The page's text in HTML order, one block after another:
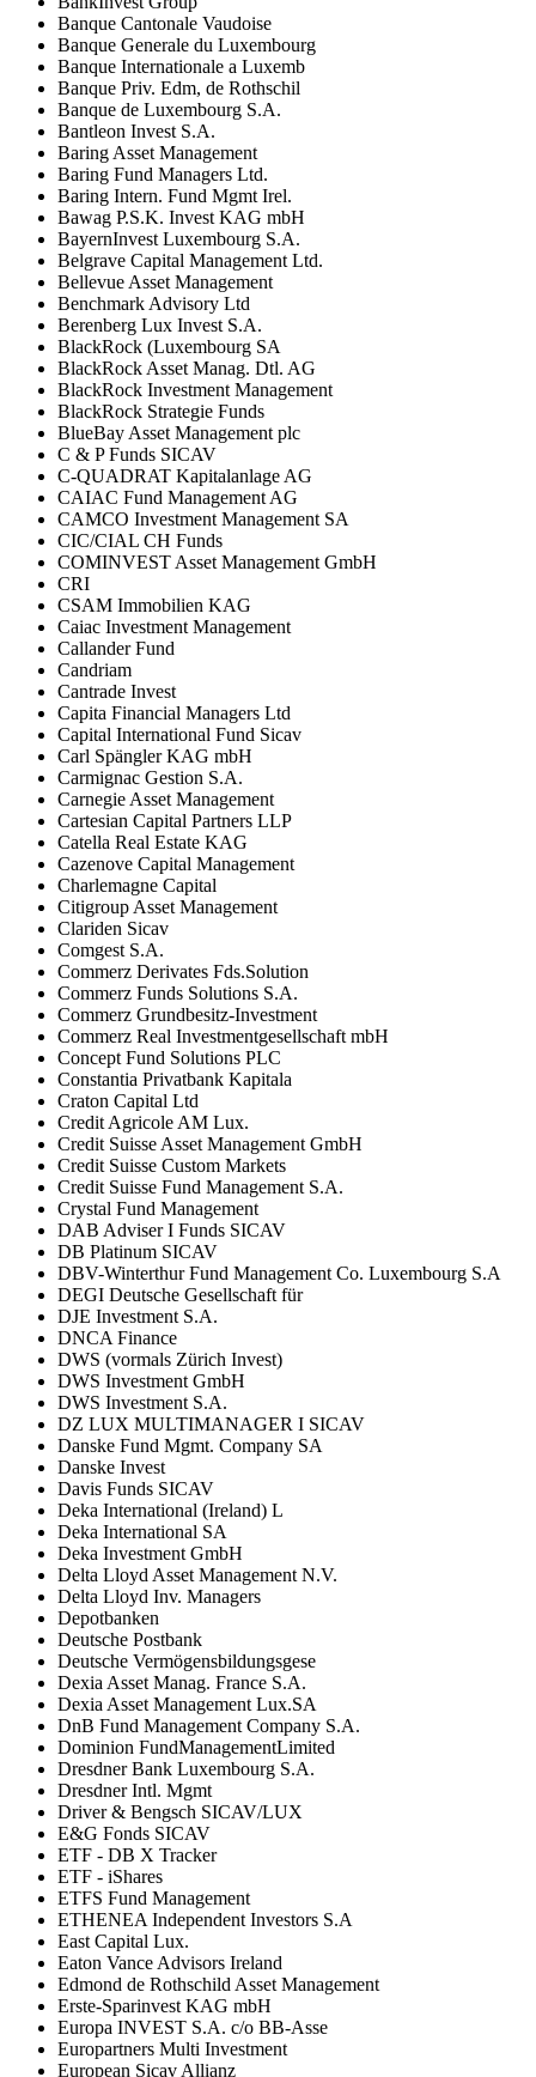
Banque Cantonale Vaudoise
Banque Generale du Luxembourg
Banque Internationale a Luxemb
Banque Priv. Edm, de Rothschil
Banque de Luxembourg S.A.
Bantleon Invest S.A.
Baring Asset Management
Baring Fund Managers Ltd.
Baring Intern. Fund Mgmt Irel.
Bawag P.S.K. Invest KAG mbH
BayernInvest Luxembourg S.A.
Belgrave Capital Management Ltd.
Bellevue Asset Management
Benchmark Advisory Ltd
Berenberg Lux Invest S.A.
BlackRock (Luxembourg SA
BlackRock Asset Manag. Dtl. AG
BlackRock Investment Management
BlackRock Strategie Funds
BlueBay Asset Management plc
C & P Funds SICAV
C-QUADRAT Kapitalanlage AG
CAIAC Fund Management AG
CAMCO Investment Management SA
CIC/CIAL CH Funds
COMINVEST Asset Management GmbH
CRI
CSAM Immobilien KAG
Caiac Investment Management
Callander Fund
Candriam
Cantrade Invest
Capita Financial Managers Ltd
Capital International Fund Sicav
Carl Spängler KAG mbH
Carmignac Gestion S.A.
Carnegie Asset Management
Cartesian Capital Partners LLP
Catella Real Estate KAG
Cazenove Capital Management
Charlemagne Capital
Citigroup Asset Management
Clariden Sicav
Comgest S.A.
Commerz Derivates Fds.Solution
Commerz Funds Solutions S.A.
Commerz Grundbesitz-Investment
Commerz Real Investmentgesellschaft mbH
Concept Fund Solutions PLC
Constantia Privatbank Kapitala
Craton Capital Ltd
Credit Agricole AM Lux.
Credit Suisse Asset Management GmbH
Credit Suisse Custom Markets
Credit Suisse Fund Management S.A.
Crystal Fund Management
DAB Adviser I Funds SICAV
DB Platinum SICAV
DBV-Winterthur Fund Management Co. Luxembourg S.A
DEGI Deutsche Gesellschaft für
DJE Investment S.A.
DNCA Finance
DWS (vormals Zürich Invest)
DWS Investment GmbH
DWS Investment S.A.
DZ LUX MULTIMANAGER I SICAV
Danske Fund Mgmt. Company SA
Danske Invest
Davis Funds SICAV
Deka International (Ireland) L
Deka International SA
Deka Investment GmbH
Delta Lloyd Asset Management N.V.
Delta Lloyd Inv. Managers
Depotbanken
Deutsche Postbank
Deutsche Vermögensbildungsgese
Dexia Asset Manag. France S.A.
Dexia Asset Management Lux.SA
DnB Fund Management Company S.A.
Dominion FundManagementLimited
Dresdner Bank Luxembourg S.A.
Dresdner Intl. Mgmt
Driver & Bengsch SICAV/LUX
E&G Fonds SICAV
ETF - DB X Tracker
ETF - iShares
ETFS Fund Management
ETHENEA Independent Investors S.A
East Capital Lux.
Eaton Vance Advisors Ireland
Edmond de Rothschild Asset Management
Erste-Sparinvest KAG mbH
Europa INVEST S.A. c/o BB-Asse
Europartners Multi Investment
European Sicav Allianz